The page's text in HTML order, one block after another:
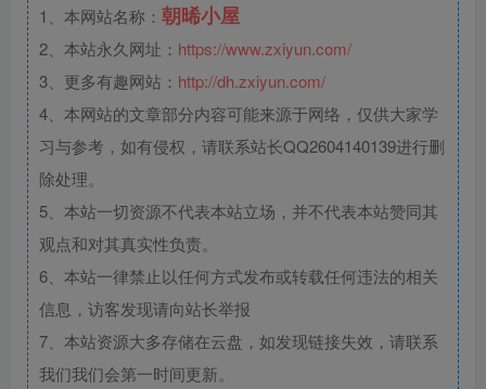
1、本网站名称： 朝晞小屋
2、本站永久网址： https://www.zxiyun.com/
3、更多有趣网站： http://dh.zxiyun.com/
4、本网站的文章部分内容可能来源于网络，仅供大家学
习与参考，如有侵权，请联系站长QQ2604140139进行删
除处理。
5、本站一切资源不代表本站立场，并不代表本站赞同其
观点和对其真实性负责。
6、本站一律禁止以任何方式发布或转载任何违法的相关
信息，访客发现请向站长举报
7、本站资源大多存储在云盘，如发现链接失效，请联系
我们我们会第一时间更新。